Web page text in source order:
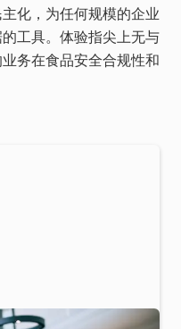
化，为任何规模的企业
工具。体验指尖上无与
务在食品安全合规性和